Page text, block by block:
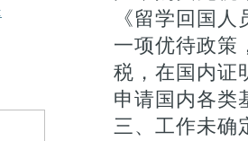
《留学回国
一项优待政策
税，在国内证
申请国内各类
三、工作未确